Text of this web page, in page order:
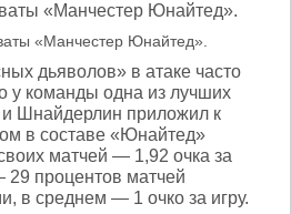
«Манчестер Юнайтед».
дьяволов» в атаке часто
у команды одна из лучших
Шнайдерлин приложил к
в составе «Юнайтед»
матчей — 1,92 очка за
29 процентов матчей
в среднем — 1 очко за игру.